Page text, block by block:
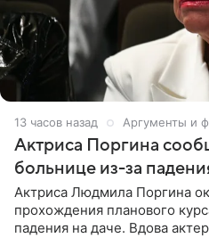
13 часов назад Аргументы и
Актриса Поргина
больнице из-за
Актриса Людмила Поргина
прохождения планового
падения на даче. Вдова